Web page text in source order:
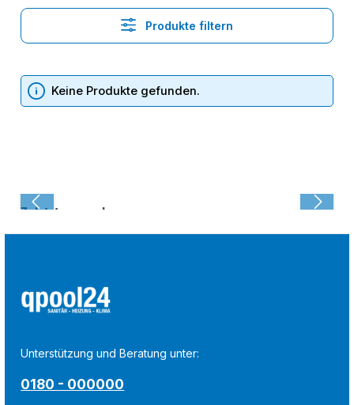
Produkte filtern
Keine Produkte gefunden.
Zuletzt angesehen:
Unterstützung und Beratung unter:
0180 - 000000